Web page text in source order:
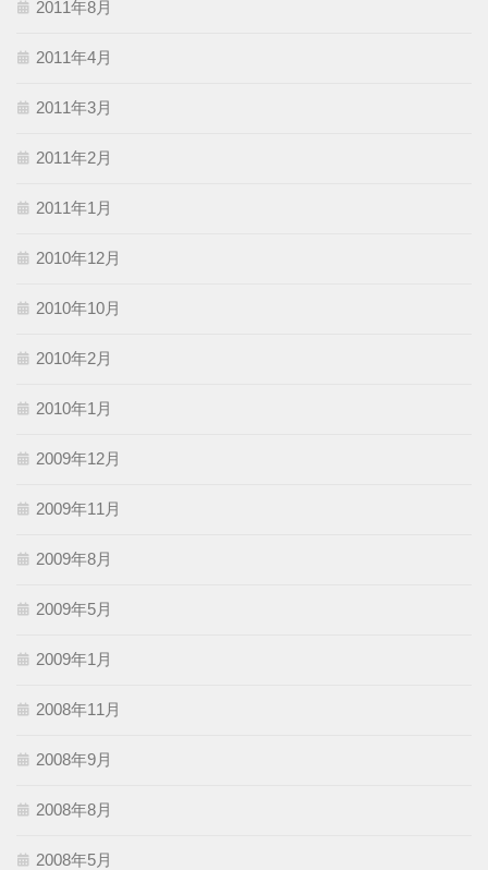
2011年8月
2011年4月
2011年3月
2011年2月
2011年1月
2010年12月
2010年10月
2010年2月
2010年1月
2009年12月
2009年11月
2009年8月
2009年5月
2009年1月
2008年11月
2008年9月
2008年8月
2008年5月